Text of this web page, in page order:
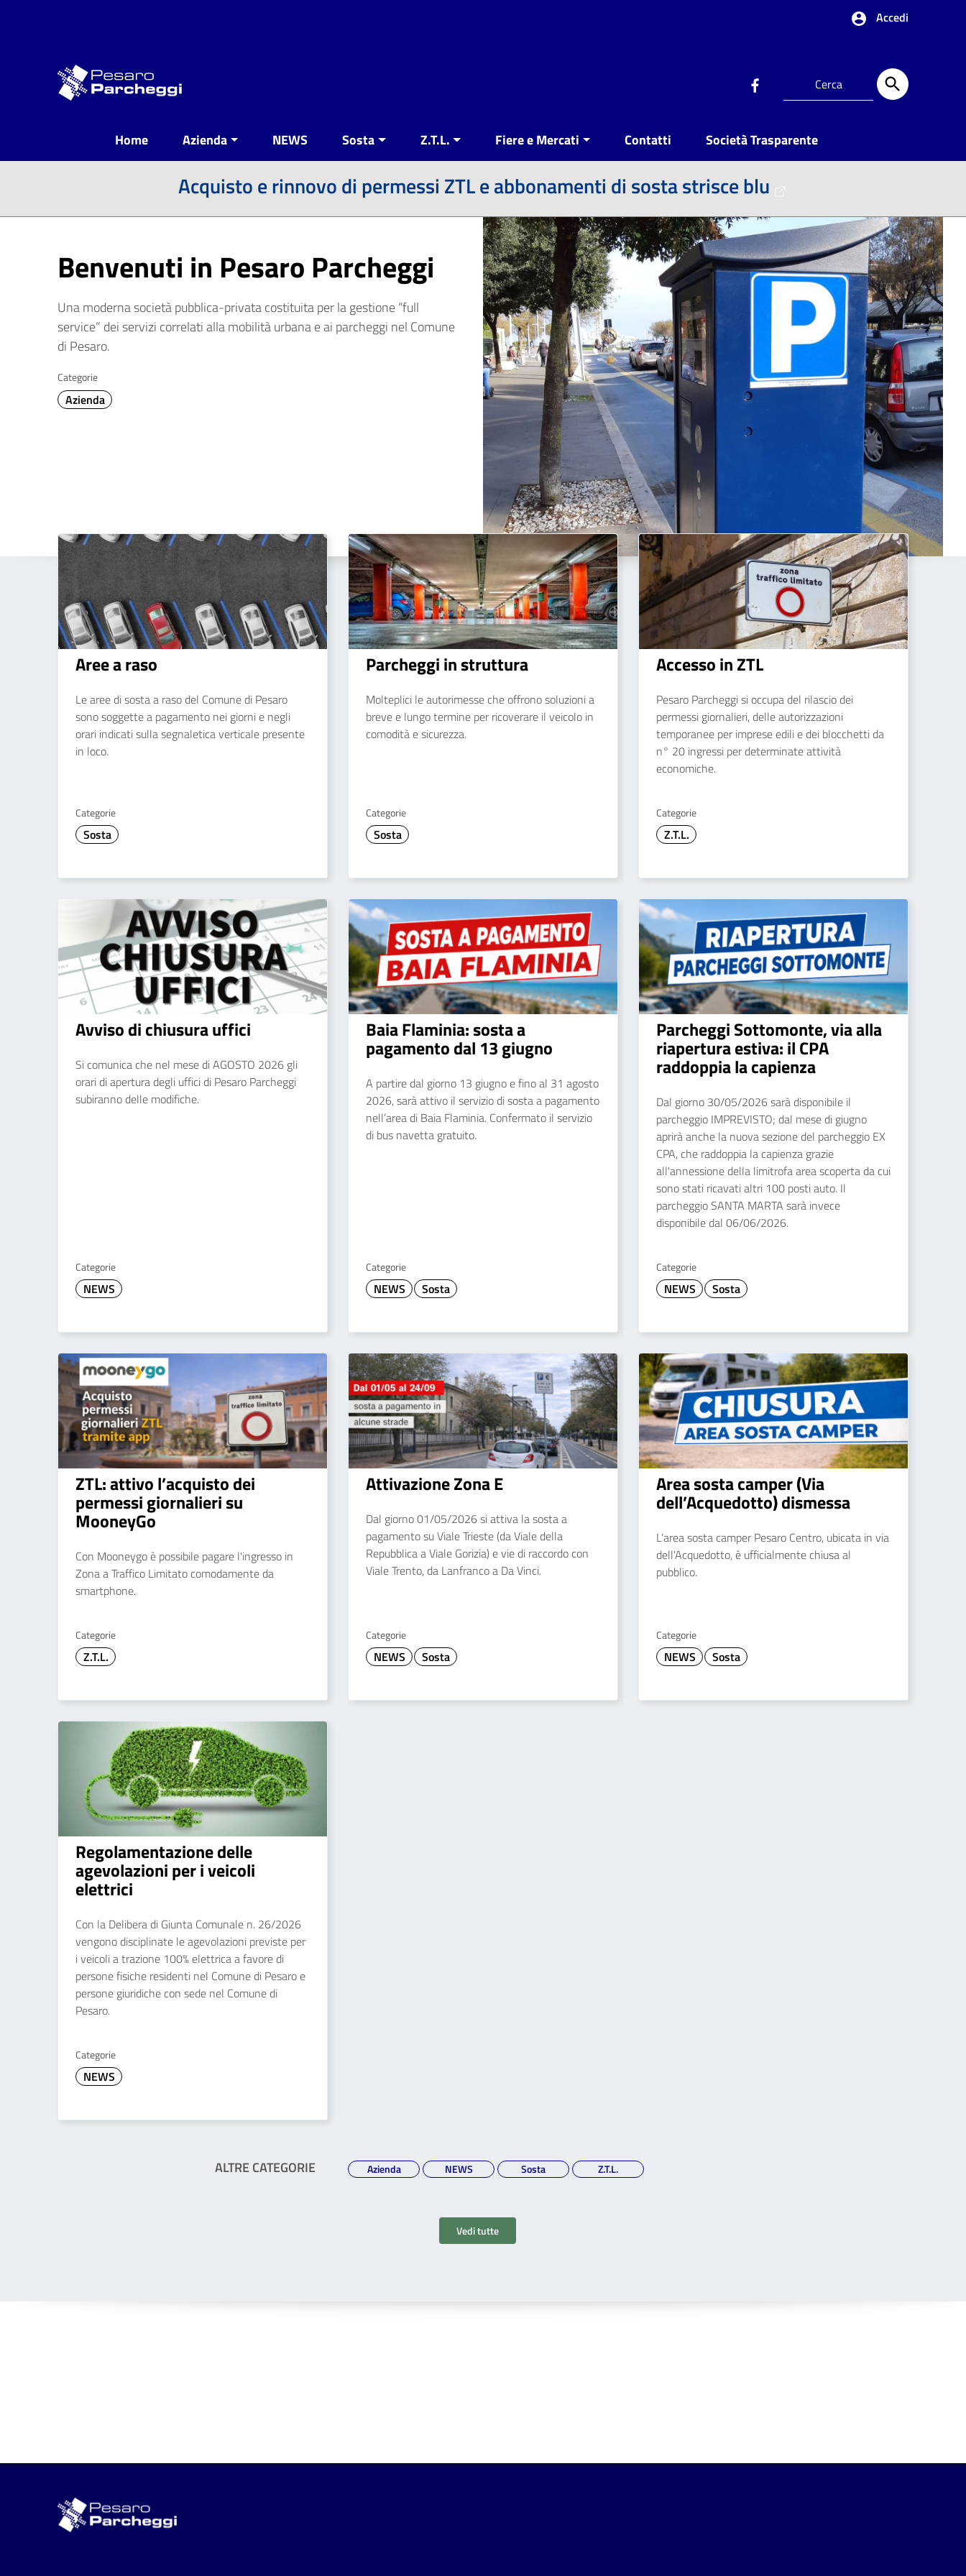
Accedi
Home Azienda NEWS Sosta Z.T.L. Fiere e Mercati Contatti Società Trasparente
Acquisto e rinnovo di permessi ZTL e abbonamenti di sosta strisce blu
Benvenuti in Pesaro Parcheggi
Una moderna società pubblica-privata costituita per la gestione “full
service” dei servizi correlati alla mobilità urbana e ai parcheggi nel Comune
di Pesaro.
Categorie
Azienda
Aree a raso
Le aree di sosta a raso del Comune di Pesaro
sono soggette a pagamento nei giorni e negli
orari indicati sulla segnaletica verticale presente
in loco.
Categorie
Sosta
Parcheggi in struttura
Molteplici le autorimesse che offrono soluzioni a
breve e lungo termine per ricoverare il veicolo in
comodità e sicurezza.
Categorie
Sosta
Accesso in ZTL
Pesaro Parcheggi si occupa del rilascio dei
permessi giornalieri, delle autorizzazioni
temporanee per imprese edili e dei blocchetti da
n° 20 ingressi per determinate attività
economiche.
Categorie
Z.T.L.
Avviso di chiusura uffici
Si comunica che nel mese di AGOSTO 2026 gli
orari di apertura degli uffici di Pesaro Parcheggi
subiranno delle modifiche.
Categorie
NEWS
Baia Flaminia: sosta a
pagamento dal 13 giugno
A partire dal giorno 13 giugno e fino al 31 agosto
2026, sarà attivo il servizio di sosta a pagamento
nell’area di Baia Flaminia. Confermato il servizio
di bus navetta gratuito.
Categorie
NEWS Sosta
Parcheggi Sottomonte, via alla
riapertura estiva: il CPA
raddoppia la capienza
Dal giorno 30/05/2026 sarà disponibile il
parcheggio IMPREVISTO; dal mese di giugno
aprirà anche la nuova sezione del parcheggio EX
CPA, che raddoppia la capienza grazie
all'annessione della limitrofa area scoperta da cui
sono stati ricavati altri 100 posti auto. Il
parcheggio SANTA MARTA sarà invece
disponibile dal 06/06/2026.
Categorie
NEWS Sosta
ZTL: attivo l’acquisto dei
permessi giornalieri su
MooneyGo
Con Mooneygo è possibile pagare l'ingresso in
Zona a Traffico Limitato comodamente da
smartphone.
Categorie
Z.T.L.
Attivazione Zona E
Dal giorno 01/05/2026 si attiva la sosta a
pagamento su Viale Trieste (da Viale della
Repubblica a Viale Gorizia) e vie di raccordo con
Viale Trento, da Lanfranco a Da Vinci.
Categorie
NEWS Sosta
Area sosta camper (Via
dell’Acquedotto) dismessa
L’area sosta camper Pesaro Centro, ubicata in via
dell'Acquedotto, è ufficialmente chiusa al
pubblico.
Categorie
NEWS Sosta
Regolamentazione delle
agevolazioni per i veicoli
elettrici
Con la Delibera di Giunta Comunale n. 26/2026
vengono disciplinate le agevolazioni previste per
i veicoli a trazione 100% elettrica a favore di
persone fisiche residenti nel Comune di Pesaro e
persone giuridiche con sede nel Comune di
Pesaro.
Categorie
NEWS
ALTRE CATEGORIE Azienda NEWS Sosta Z.T.L.
Vedi tutte